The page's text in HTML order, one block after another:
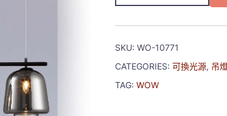
SKU: WO-10771
CATEGORIES: 可換光源, 吊
TAG: WOW